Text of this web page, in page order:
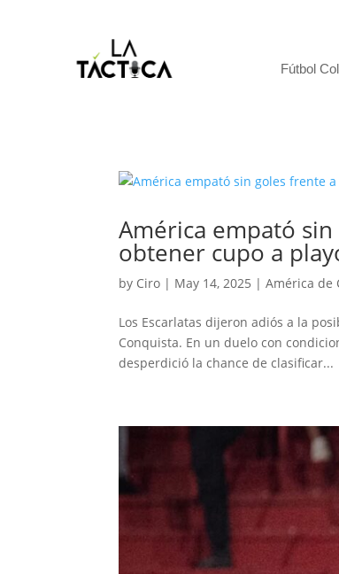
Fútbol
América empató
obtener cupo a
by Ciro | May 14, 2025 |América de
Los Escarlatas dijeron adiós a la
Conquista. En un duelo con
desperdició la chance de clasificar...